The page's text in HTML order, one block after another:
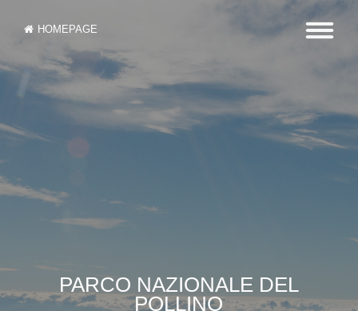
HOMEPAGE
PARCO NAZIONALE DEL
POLLINO